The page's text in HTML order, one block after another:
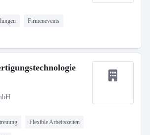
Firmenevents
Flexible Arbeitszeiten